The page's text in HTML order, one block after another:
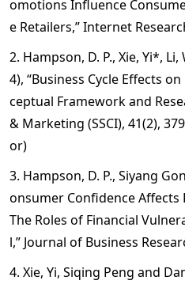
omotions Influence
e Retailers,” Internet
2. Hampson, D. P., Xie, Yi*, Li,
4), “Business Cycle Effects
ceptual Framework and
& Marketing (SSCI), 41(2),
or)
3. Hampson, D. P., Siyang
onsumer Confidence Affects
The Roles of Financial
l,” Journal of Business
4. Xie, Yi, Siqing Peng and